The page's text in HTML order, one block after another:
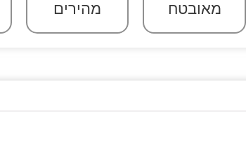
מאובטח
מהירים